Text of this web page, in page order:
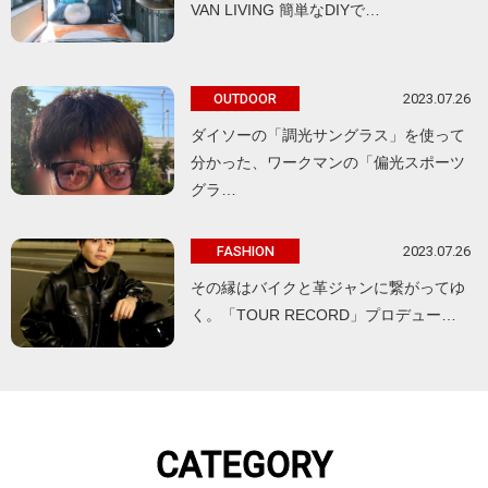
VAN LIVING 簡単なDIYで…
OUTDOOR 2023.07.26
ダイソーの「調光サングラス」を使って
分かった、ワークマンの「偏光スポーツ
グラ…
FASHION 2023.07.26
その縁はバイクと革ジャンに繋がってゆ
く。「TOUR RECORD」プロデュー…
CATEGORY